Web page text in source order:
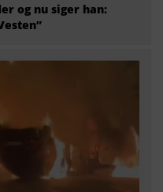
og nu siger han: